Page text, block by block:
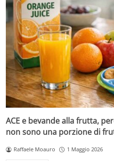
ACE e bevande alla frutta,
non sono una porzione di
Raffaele Moauro 1 Maggio 2026